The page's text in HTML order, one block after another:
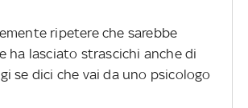
ripetere che sarebbe
lasciato strascichi anche di
se dici che vai da uno psicologo